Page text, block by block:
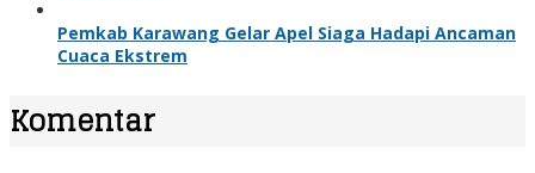
Pemkab Karawang Gelar Apel Siaga Hadapi Ancaman
Cuaca Ekstrem
Komentar